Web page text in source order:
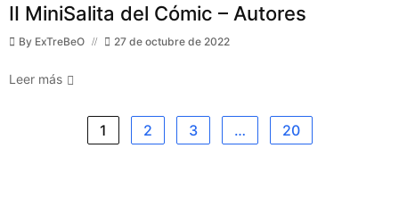
II MiniSalita del Cómic – Autores
By ExTreBeO 27 de octubre de 2022
Leer más
1 2 3 … 20